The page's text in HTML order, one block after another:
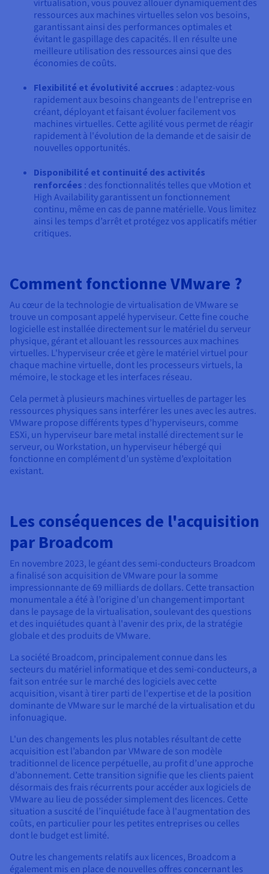
virtualisation, vous pouvez allouer dynamiquement des
ressources aux machines virtuelles selon vos besoins,
garantissant ainsi des performances optimales et
évitant le gaspillage des capacités. Il en résulte une
meilleure utilisation des ressources ainsi que des
économies de coûts.
Flexibilité et évolutivité accrues : adaptez-vous
rapidement aux besoins changeants de l'entreprise en
créant, déployant et faisant évoluer facilement vos
machines virtuelles. Cette agilité vous permet de réagir
rapidement à l'évolution de la demande et de saisir de
nouvelles opportunités.
Disponibilité et continuité des activités
renforcées : des fonctionnalités telles que vMotion et
High Availability garantissent un fonctionnement
continu, même en cas de panne matérielle. Vous limitez
ainsi les temps d’arrêt et protégez vos applicatifs métier
critiques.
Comment fonctionne VMware ?
Au cœur de la technologie de virtualisation de VMware se
trouve un composant appelé hyperviseur. Cette fine couche
logicielle est installée directement sur le matériel du serveur
physique, gérant et allouant les ressources aux machines
virtuelles. L'hyperviseur crée et gère le matériel virtuel pour
chaque machine virtuelle, dont les processeurs virtuels, la
mémoire, le stockage et les interfaces réseau.
Cela permet à plusieurs machines virtuelles de partager les
ressources physiques sans interférer les unes avec les autres.
VMware propose différents types d’hyperviseurs, comme
ESXi, un hyperviseur bare metal installé directement sur le
serveur, ou Workstation, un hyperviseur hébergé qui
fonctionne en complément d’un système d’exploitation
existant.
Les conséquences de l'acquisition
par Broadcom
En novembre 2023, le géant des semi-conducteurs Broadcom
a finalisé son acquisition de VMware pour la somme
impressionnante de 69 milliards de dollars. Cette transaction
monumentale a été à l’origine d’un changement important
dans le paysage de la virtualisation, soulevant des questions
et des inquiétudes quant à l'avenir des prix, de la stratégie
globale et des produits de VMware.
La société Broadcom, principalement connue dans les
secteurs du matériel informatique et des semi-conducteurs, a
fait son entrée sur le marché des logiciels avec cette
acquisition, visant à tirer parti de l'expertise et de la position
dominante de VMware sur le marché de la virtualisation et du
infonuagique.
L'un des changements les plus notables résultant de cette
acquisition est l’abandon par VMware de son modèle
traditionnel de licence perpétuelle, au profit d’une approche
d’abonnement. Cette transition signifie que les clients paient
désormais des frais récurrents pour accéder aux logiciels de
VMware au lieu de posséder simplement des licences. Cette
situation a suscité de l’inquiétude face à l'augmentation des
coûts, en particulier pour les petites entreprises ou celles
dont le budget est limité.
Outre les changements relatifs aux licences, Broadcom a
également mis en place de nouvelles offres concernant les